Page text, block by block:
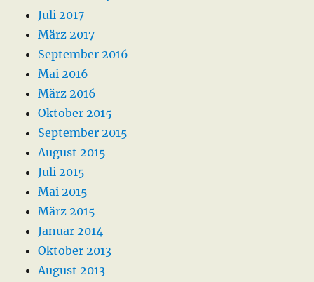
Juli 2017
März 2017
September 2016
Mai 2016
März 2016
Oktober 2015
September 2015
August 2015
Juli 2015
Mai 2015
März 2015
Januar 2014
Oktober 2013
August 2013